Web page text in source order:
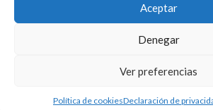
Aceptar
Denegar
Ver preferencias
Política de cookiesDeclaración de